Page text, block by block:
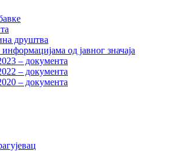
друштва
од јавног значаја
– документа
– документа
– документа